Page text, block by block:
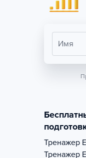
Имя
Тренажер
Тренажер